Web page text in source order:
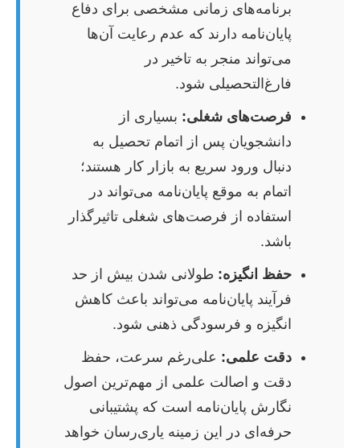
برنامه‌های زمانی مشخصی برای دفاع
پایان‌نامه دارند که عدم رعایت آن‌ها
می‌تواند منجر به تاخیر در
فارغ‌التحصیلی شود.
فرصت‌های شغلی: بسیاری از
دانشجویان پس از اتمام تحصیل به
دنبال ورود سریع به بازار کار هستند؛
اتمام به موقع پایان‌نامه می‌تواند در
استفاده از فرصت‌های شغلی تاثیرگذار
باشد.
حفظ انگیزه: طولانی شدن بیش از حد
فرآیند پایان‌نامه می‌تواند باعث کاهش
انگیزه و فرسودگی ذهنی شود.
دقت علمی: علی‌رغم سرعت، حفظ
دقت و اصالت علمی از مهم‌ترین اصول
نگارش پایان‌نامه است که پشتیبانی
حرفه‌ای در این زمینه یاری‌رسان خواهد